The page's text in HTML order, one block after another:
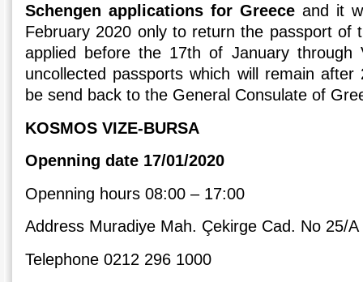
Schengen applications for Greece and it
February 2020 only to return the passport of
applied before the 17th of January through
uncollected passports which will remain
be send back to the General Consulate of
KOSMOS VIZE-BURSA
Openning date 17/01/2020
Openning hours 08:00 – 17:00
Address Muradiye Mah. Çekirge Cad. No 25/
Telephone 0212 296 1000